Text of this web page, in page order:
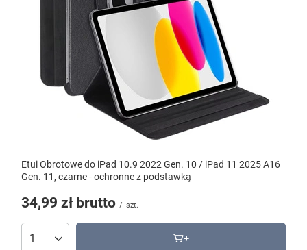
Etui Obrotowe do iPad 10.9 2022 Gen. 10 / iPad 11 2025 A16
Gen. 11, czarne - ochronne z podstawką
34,99 zł brutto / szt.